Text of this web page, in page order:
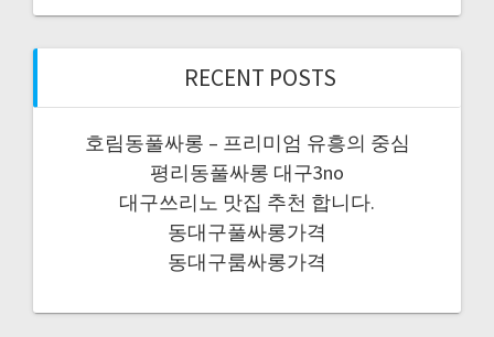
RECENT POSTS
호림동풀싸롱 – 프리미엄 유흥의 중심
평리동풀싸롱 대구3no
대구쓰리노 맛집 추천 합니다.
동대구풀싸롱가격
동대구룸싸롱가격